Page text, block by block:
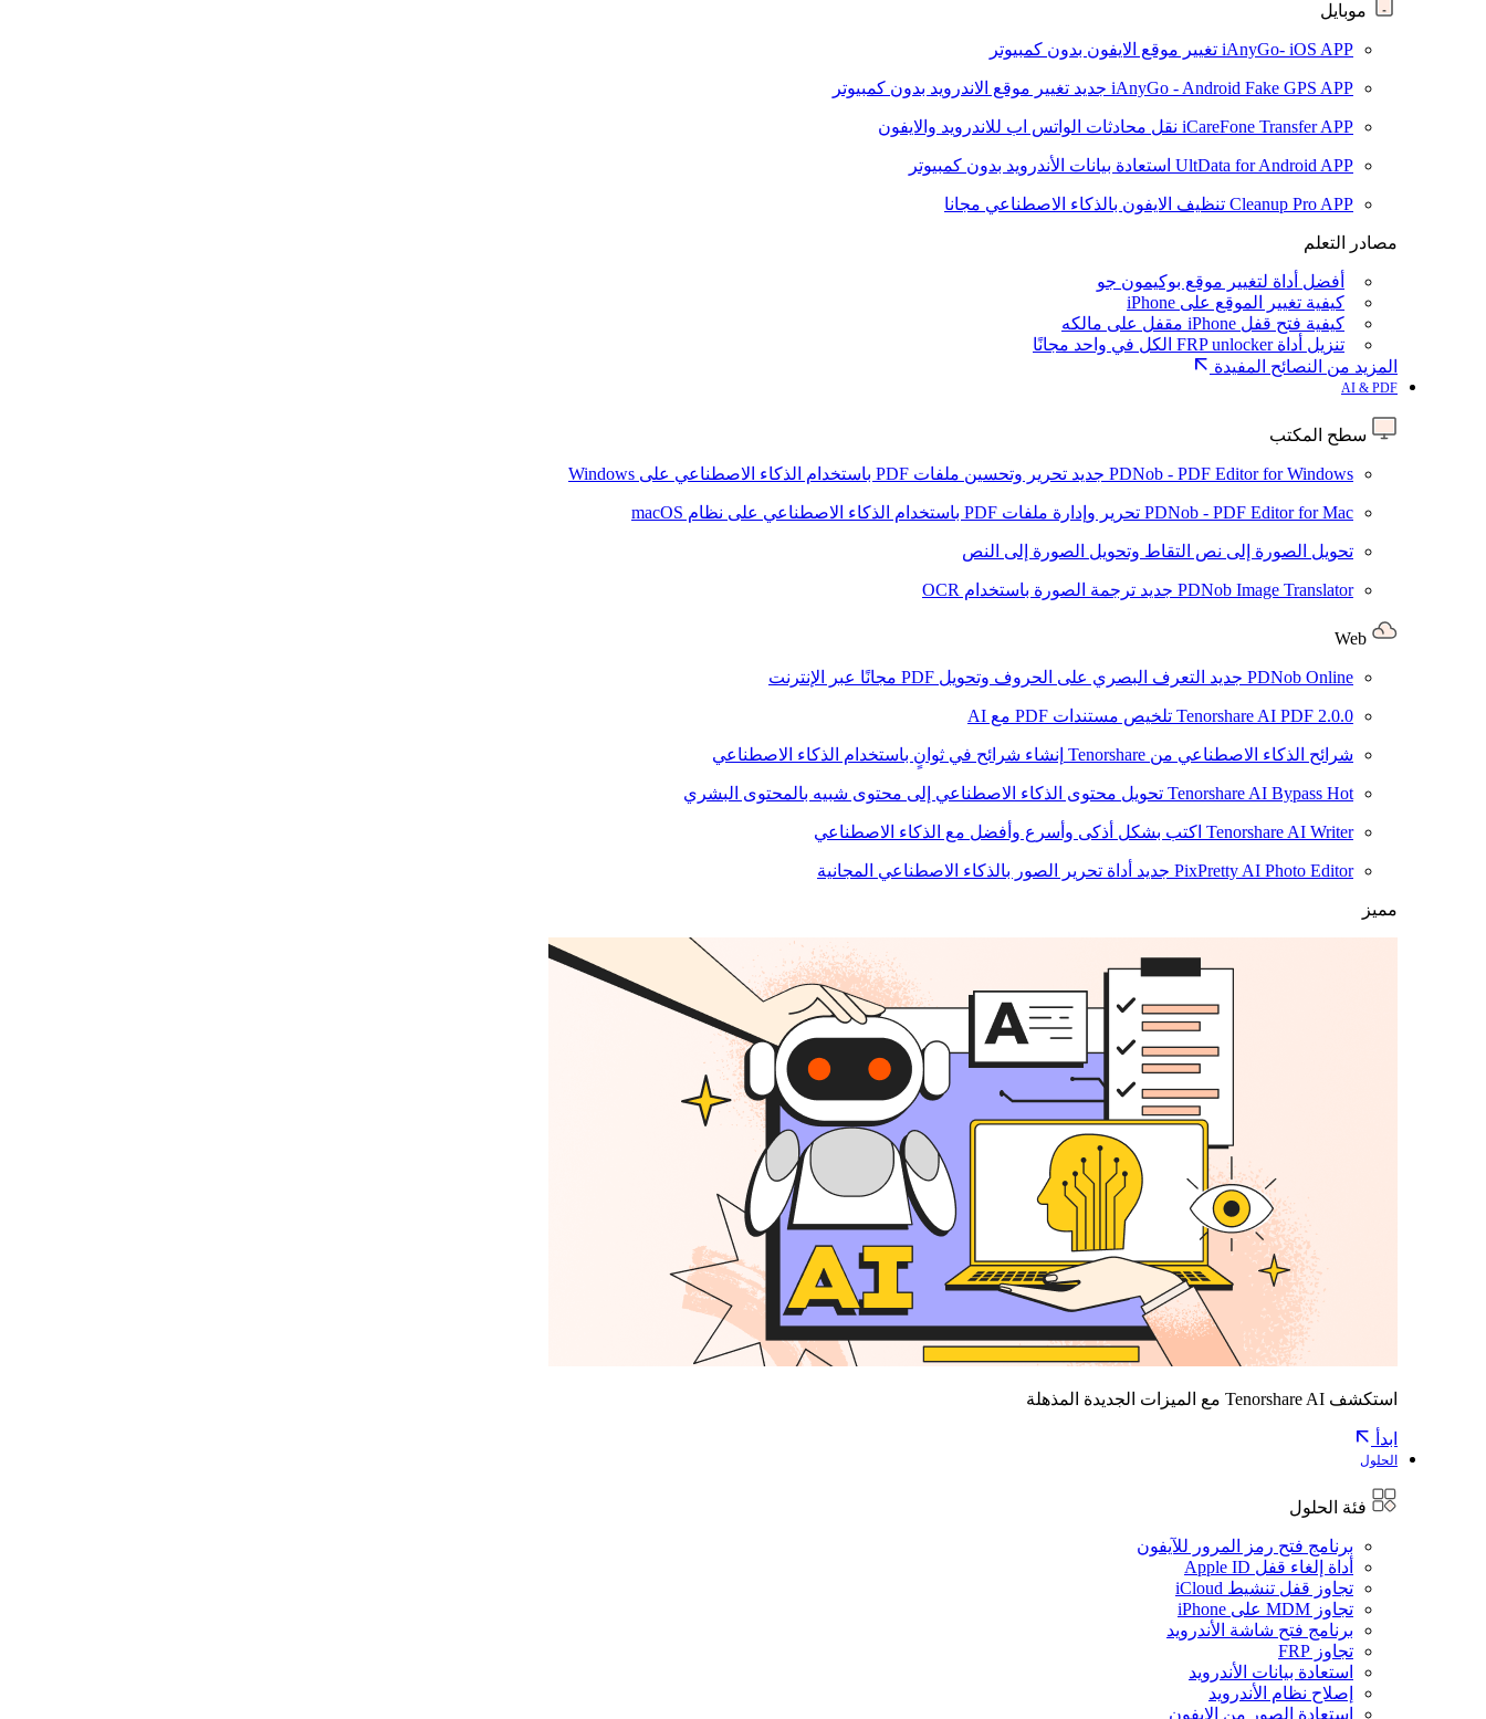
موبايل
iAnyGo- iOS APP تغيير موقع الايفون بدون كمبيوتر
iAnyGo - Android Fake GPS APP جديد تغيير موقع الاندرويد بدون كمبيوتر
iCareFone Transfer APP نقل محادثات الواتس اب للاندرويد والايفون
UltData for Android APP استعادة بيانات الأندرويد بدون كمبيوتر
Cleanup Pro APP تنظيف الايفون بالذكاء الاصطناعي مجانا
مصادر التعلم
أفضل أداة لتغيير موقع بوكيمون جو
كيفية تغيير الموقع على iPhone
كيفية فتح قفل iPhone مقفل على مالكه
تنزيل أداة FRP unlocker الكل في واحد مجانًا
المزيد من النصائح المفيدة
AI & PDF
سطح المكتب
PDNob - PDF Editor for Windows جديد تحرير وتحسين ملفات PDF باستخدام الذكاء الاصطناعي على Windows
PDNob - PDF Editor for Mac تحرير وإدارة ملفات PDF باستخدام الذكاء الاصطناعي على نظام macOS
تحويل الصورة إلى نص التقاط وتحويل الصورة إلى النص
PDNob Image Translator جديد ترجمة الصورة باستخدام OCR
PDNob Online جديد التعرف البصري على الحروف وتحويل PDF مجانًا عبر الإنترنت
Tenorshare AI PDF 2.0.0 تلخيص مستندات PDF مع AI
شرائح الذكاء الاصطناعي من Tenorshare إنشاء شرائح في ثوانٍ باستخدام الذكاء الاصطناعي
Tenorshare AI Bypass Hot تحويل محتوى الذكاء الاصطناعي إلى محتوى شبيه بالمحتوى البشري
Tenorshare AI Writer اكتب بشكل أذكى وأسرع وأفضل مع الذكاء الاصطناعي
PixPretty AI Photo Editor جديد أداة تحرير الصور بالذكاء الاصطناعي المجانية
مميز
استكشف Tenorshare AI مع الميزات الجديدة المذهلة
ابدأ
الحلول
فئة الحلول
برنامج فتح رمز المرور للآيفون
أداة إلغاء قفل Apple ID
تجاوز قفل تنشيط iCloud
تجاوز MDM على iPhone
برنامج فتح شاشة الأندرويد
تجاوز FRP
استعادة بيانات الأندرويد
إصلاح نظام الأندرويد
استعادة الصور من الايفون